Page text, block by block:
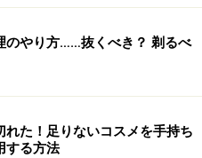
ローション
のやり方……抜くべき？ 剃るべ
れた！足りないコスメを手持ち
する方法